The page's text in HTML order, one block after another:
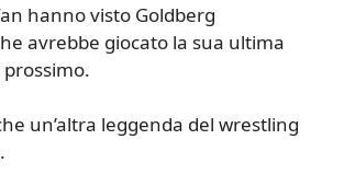
hanno visto Goldberg
avrebbe giocato la sua ultima
prossimo.
un’altra leggenda del wrestling